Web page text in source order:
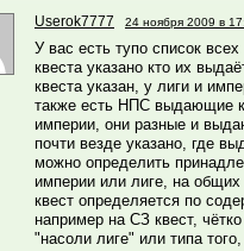
Userok7777 24 ноября 2009 в
У вас есть тупо список
квеста указано кто их
квеста указан, у лиги и
также есть НПС выдающие
империи, они разные и
почти везде указано, где
можно определить
империи или лиге, на общих
квест определяется по
например на СЗ квест,
"насоли лиге" или типа